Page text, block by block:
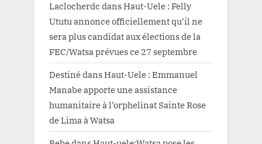
Laclocherdc dansHaut-Uele : Felly
Ututu annonce officiellement qu’il ne
sera plus candidat aux élections de la
FEC/Watsa prévues ce 27 septembre
DestinédansHaut-Uele : Emmanuel
Manabe apporte une assistance
humanitaire à l’orphelinat Sainte Rose
de Lima à Watsa